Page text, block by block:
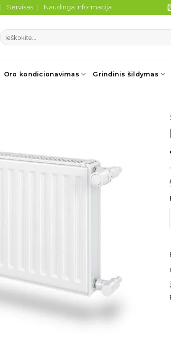
Servisas Naudinga informacija
Ieškoti:
Oro kondicionavimas Grindinis šildymas